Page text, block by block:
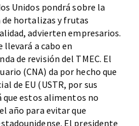
Unidos pondrá sobre la
hortalizas y frutas
advierten empresarios.
llevará a cabo en
de revisión del TMEC. El
(CNA) da por hecho que
de EU (USTR, por sus
estos alimentos no
año para evitar que
El presidente